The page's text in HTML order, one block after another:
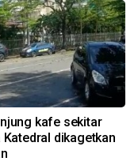
kafe sekitar
Katedral dikagetkan